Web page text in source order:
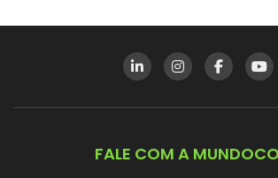
FALE COM A